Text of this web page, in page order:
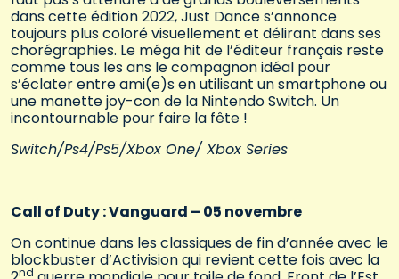
dans cette édition 2022, Just Dance s’annonce
toujours plus coloré visuellement et délirant dans ses
chorégraphies. Le méga hit de l’éditeur français reste
comme tous les ans le compagnon idéal pour
s’éclater entre ami(e)s en utilisant un smartphone ou
une manette joy-con de la Nintendo Switch. Un
incontournable pour faire la fête !
Switch/Ps4/Ps5/Xbox One/ Xbox Series
Call of Duty : Vanguard – 05 novembre
On continue dans les classiques de fin d’année avec le
blockbuster d’Activision qui revient cette fois avec la
nd